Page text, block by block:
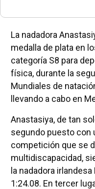
La nadadora
medalla de plata en
categoría S8 para
física, durante la
Mundiales de
llevando a cabo en
Anastasiya, de tan
segundo puesto con
competición que se
multidiscapacidad,
la nadadora
1:24.08. En tercer